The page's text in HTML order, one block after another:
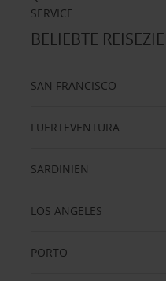
SERVICE
BELIEBTE
SAN FRANCISCO
FUERTEVENTURA
SARDINIEN
LOS ANGELES
PORTO